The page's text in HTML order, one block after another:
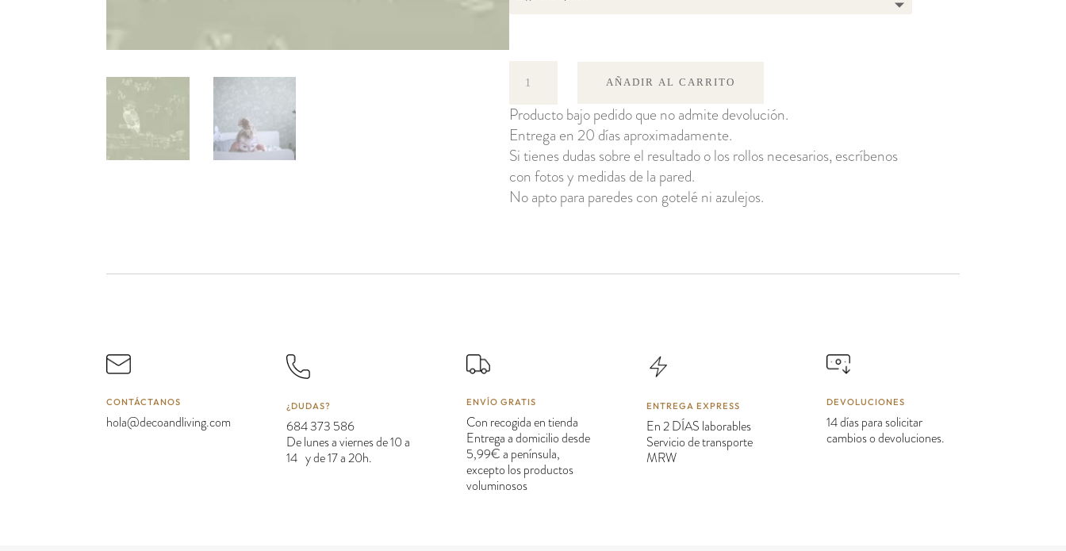
AÑADIR AL CARRITO
Producto bajo pedido que no admite devolución.
Entrega en 20 días aproximadamente.
Si tienes dudas sobre el resultado o los rollos necesarios, escríbenos
con fotos y medidas de la pared.
No apto para paredes con gotelé ni azulejos.
CONTÁCTANOS
hola@decoandliving.com
¿DUDAS?
684 373 586
De lunes a viernes de 10 a
14 y de 17 a 20h.
ENVÍO GRATIS
Con recogida en tienda
Entrega a domicilio desde
5,99€ a península,
excepto los productos
voluminosos
ENTREGA EXPRESS
En 2 DÍAS laborables
Servicio de transporte
MRW
DEVOLUCIONES
14 días para solicitar
cambios o devoluciones.